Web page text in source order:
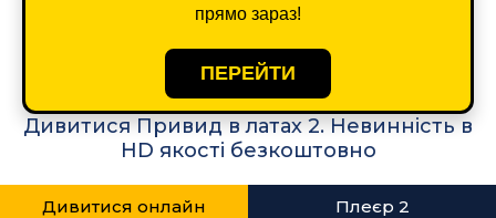
прямо зараз!
ПЕРЕЙТИ
Дивитися Привид в латах 2. Невинність в
HD якості безкоштовно
Дивитися онлайн Плеєр 2